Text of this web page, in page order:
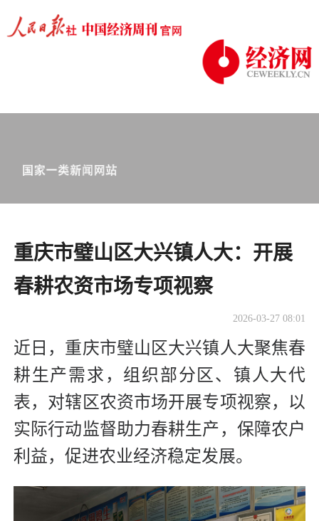
重庆市璧山区大兴镇人大：开展
春耕农资市场专项视察
2026-03-27 08:01
近日，重庆市璧山区大兴镇人大聚焦春
耕生产需求，组织部分区、镇人大代
表，对辖区农资市场开展专项视察，以
实际行动监督助力春耕生产，保障农户
利益，促进农业经济稳定发展。